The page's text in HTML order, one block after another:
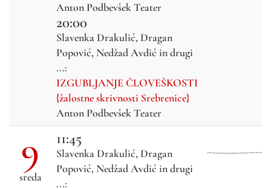
Anton Podbevšek Teater
20:00
Slavenka Drakulić, Dragan
Popović, Nedžad Avdić in drugi
...:
IZGUBLJANJE ČLOVEŠKOSTI
{žalostne skrivnosti Srebrenice}
Anton Podbevšek Teater
9
sreda
11:45
Slavenka Drakulić, Dragan
Popović, Nedžad Avdić in drugi
...: